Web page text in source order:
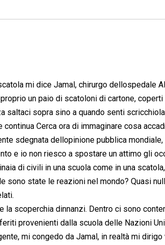
mi dice Jamal, chirurgo dellospedale
un paio di scatoloni di cartone,
saltaci sopra sino a quando senti
Cerca ora di immaginare cosa
sdegnata dellopinione pubblica
e io non riesco a spostare un attimo gli
di civili in una scuola come in una
sono state le reazioni nel mondo? Quasi
scoperchia dinnanzi. Dentro ci sono
provenienti dalla scuola delle Nazioni
mi congedo da Jamal, in realtà mi